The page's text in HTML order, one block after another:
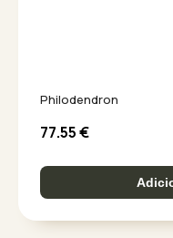
Philodendron
77.55€